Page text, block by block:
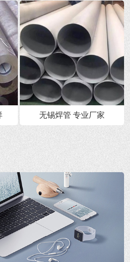
无锡焊管 专业厂家